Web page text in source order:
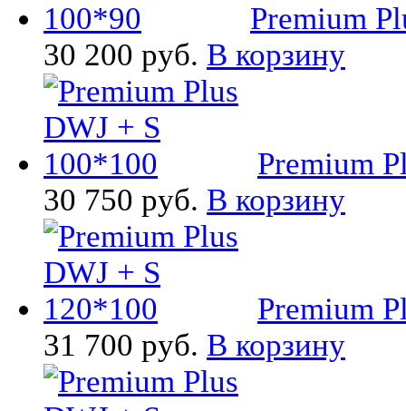
Premium
30 200 руб. В корзину
Premium
30 750 руб. В корзину
Premium
31 700 руб. В корзину